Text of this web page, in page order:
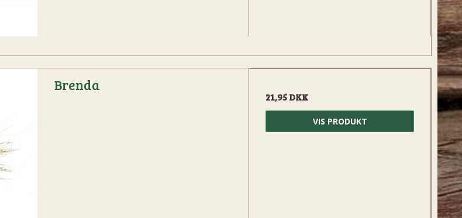
Brenda
21,95 DKK
VIS PRODUKT